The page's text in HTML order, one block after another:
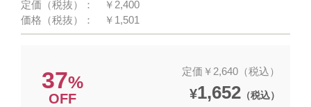
定価（税抜）：
￥2,400
価格（税抜）：
￥1,501
37%
OFF
定価￥2,640（税込）
¥1,652（税込）